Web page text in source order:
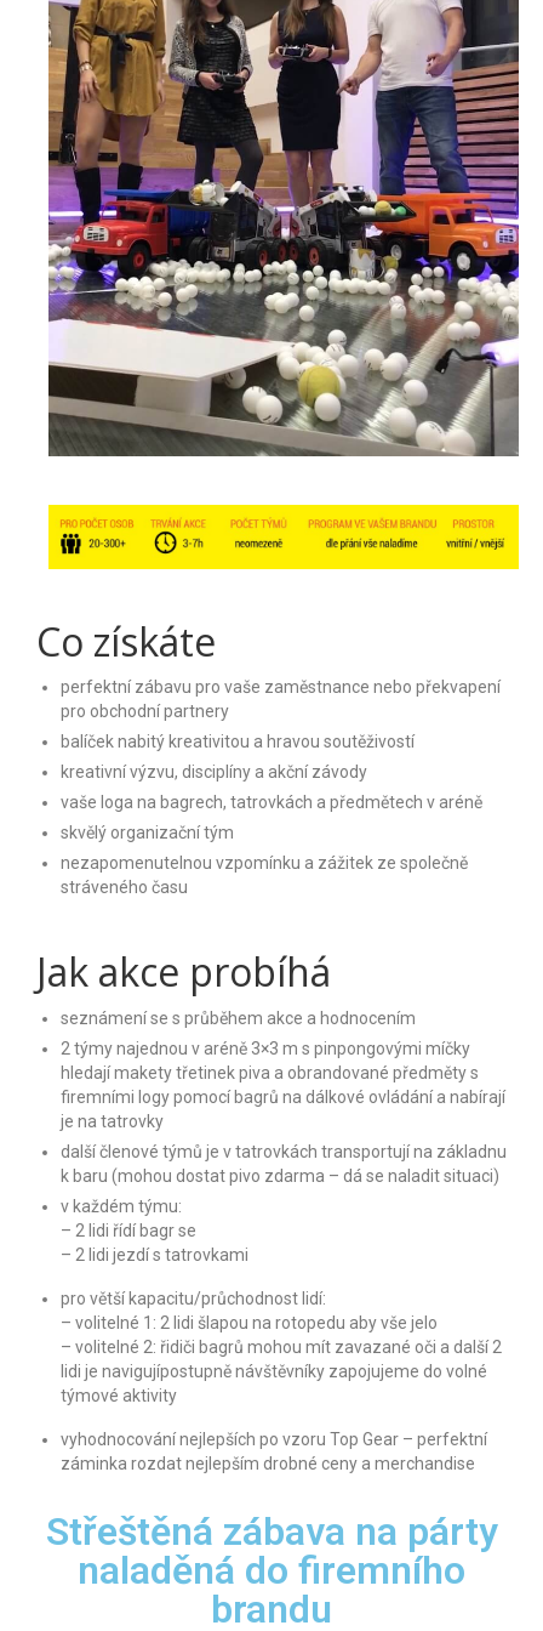
Aréna s bagry
TYP EVENTU
Párty a večírky
Konference/Školení
Týmová kreativní párty
Dny otevřených dveří
Firemní rodinné dny
Tematické balíčky
Kreativní stavba týmových závoďáků
IT Challenge
Vysokozdvižné vozíky a tahače
Bagry na dálkové ovládání
Logistické firmy
Motoristické akce
Autíčka na svatbě
Pirátské lodě
Traktory na dálkové ovládání
Video
Fotky
Reference
Kontakt
ENG
NL
O nás
Co děláme a proč
Vlastní vývoj, úpravy techniky, stavba kapot
Typy aut a vozidel co umíme
Doporučeme lokality
Co získáte
perfektní zábavu pro vaše zaměstnance nebo překvapení
pro obchodní partnery
balíček nabitý kreativitou a hravou soutěživostí
kreativní výzvu, disciplíny a akční závody
vaše loga na bagrech, tatrovkách a předmětech v aréně
skvělý organizační tým
nezapomenutelnou vzpomínku a zážitek ze společně
stráveného času
Jak akce probíhá
seznámení se s průběhem akce a hodnocením
2 týmy najednou v aréně 3×3 m s pinpongovými míčky
hledají makety třetinek piva a obrandované předměty s
firemními logy pomocí bagrů na dálkové ovládání a nabírají
je na tatrovky
další členové týmů je v tatrovkách transportují na základnu
k baru (mohou dostat pivo zdarma – dá se naladit situaci)
v každém týmu:
– 2 lidi řídí bagr se
– 2 lidi jezdí s tatrovkami
pro větší kapacitu/průchodnost lidí:
– volitelné 1: 2 lidi šlapou na rotopedu aby vše jelo
– volitelné 2: řidiči bagrů mohou mít zavazané oči a další 2
lidi je navigujípostupně návštěvníky zapojujeme do volné
týmové aktivity
vyhodnocování nejlepších po vzoru Top Gear – perfektní
záminka rozdat nejlepším drobné ceny a merchandise
Střeštěná zábava na párty
naladěná do firemního
brandu